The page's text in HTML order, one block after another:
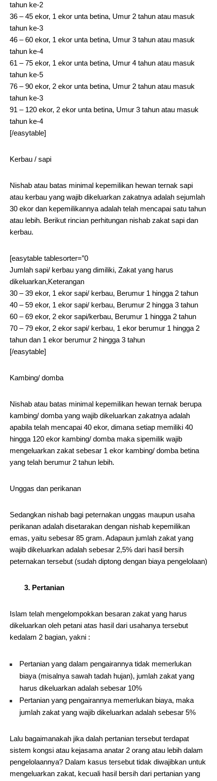
tahun ke-2
36 – 45 ekor, 1 ekor unta betina, Umur 2 tahun atau masuk
tahun ke-3
46 – 60 ekor, 1 ekor unta betina, Umur 3 tahun atau masuk
tahun ke-4
61 – 75 ekor, 1 ekor unta betina, Umur 4 tahun atau masuk
tahun ke-5
76 – 90 ekor, 2 ekor unta betina, Umur 2 tahun atau masuk
tahun ke-3
91 – 120 ekor, 2 ekor unta betina, Umur 3 tahun atau masuk
tahun ke-4
[/easytable]
Kerbau / sapi
Nishab atau batas minimal kepemilikan hewan ternak sapi
atau kerbau yang wajib dikeluarkan zakatnya adalah sejumlah
30 ekor dan kepemilikannya adalah telah mencapai satu tahun
atau lebih. Berikut rincian perhitungan nishab zakat sapi dan
kerbau.
[easytable tablesorter=”0
Jumlah sapi/ kerbau yang dimiliki, Zakat yang harus
dikeluarkan,Keterangan
30 – 39 ekor, 1 ekor sapi/ kerbau, Berumur 1 hingga 2 tahun
40 – 59 ekor, 1 ekor sapi/ kerbau, Berumur 2 hingga 3 tahun
60 – 69 ekor, 2 ekor sapi/kerbau, Berumur 1 hingga 2 tahun
70 – 79 ekor, 2 ekor sapi/ kerbau, 1 ekor berumur 1 hingga 2
tahun dan 1 ekor berumur 2 hingga 3 tahun
[/easytable]
Kambing/ domba
Nishab atau batas minimal kepemilikan hewan ternak berupa
kambing/ domba yang wajib dikeluarkan zakatnya adalah
apabila telah mencapai 40 ekor, dimana setiap memiliki 40
hingga 120 ekor kambing/ domba maka sipemilik wajib
mengeluarkan zakat sebesar 1 ekor kambing/ domba betina
yang telah berumur 2 tahun lebih.
Unggas dan perikanan
Sedangkan nishab bagi peternakan unggas maupun usaha
perikanan adalah disetarakan dengan nishab kepemilikan
emas, yaitu sebesar 85 gram. Adapaun jumlah zakat yang
wajib dikeluarkan adalah sebesar 2,5% dari hasil bersih
peternakan tersebut (sudah diptong dengan biaya pengelolaan)
3. Pertanian
Islam telah mengelompokkan besaran zakat yang harus
dikeluarkan oleh petani atas hasil dari usahanya tersebut
kedalam 2 bagian, yakni :
Pertanian yang dalam pengairannya tidak memerlukan
biaya (misalnya sawah tadah hujan), jumlah zakat yang
harus dikeluarkan adalah sebesar 10%
Pertanian yang pengairannya memerlukan biaya, maka
jumlah zakat yang wajib dikeluarkan adalah sebesar 5%
Lalu bagaimanakah jika dalah pertanian tersebut terdapat
sistem kongsi atau kejasama anatar 2 orang atau lebih dalam
pengelolaannya? Dalam kasus tersebut tidak diwajibkan untuk
mengeluarkan zakat, kecuali hasil bersih dari pertanian yang